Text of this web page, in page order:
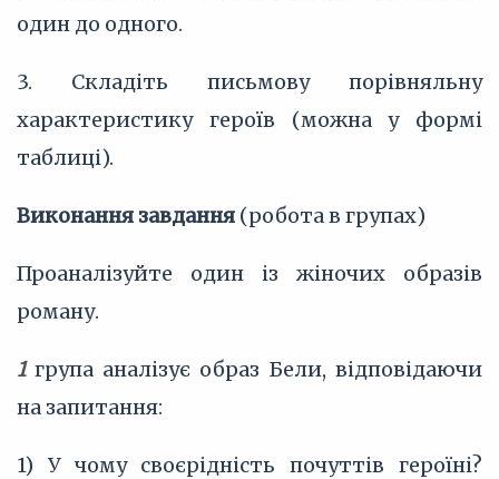
один до одного.
3. Складіть письмову порівняльну
характеристику героїв (можна у формі
таблиці).
Виконання завдання (робота в групах)
Проаналізуйте один із жіночих образів
роману.
1група аналізує образ Бели, відповідаючи
на запитання:
1) У чому своєрідність почуттів героїні?